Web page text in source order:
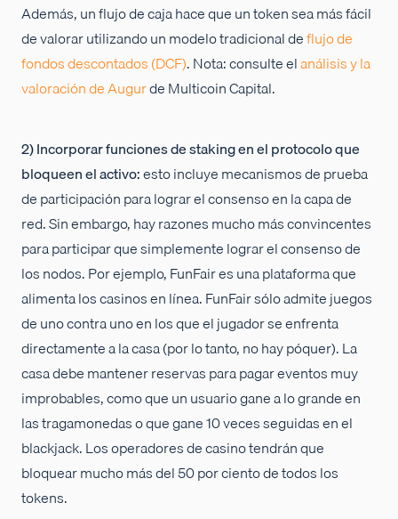
Además, un flujo de caja hace que un token sea más fácil
de valorar utilizando un modelo tradicional deflujo de
fondos descontados (DCF). Nota: consulte elanálisis y la
valoración de Augurde Multicoin Capital.
2) Incorporar funciones de staking en el protocolo que
bloqueen el activo:esto incluye mecanismos de prueba
de participación para lograr el consenso en la capa de
red. Sin embargo, hay razones mucho más convincentes
para participar que simplemente lograr el consenso de
los nodos. Por ejemplo, FunFair es una plataforma que
alimenta los casinos en línea. FunFair sólo admite juegos
de uno contra uno en los que el jugador se enfrenta
directamente a la casa (por lo tanto, no hay póquer). La
casa debe mantener reservas para pagar eventos muy
improbables, como que un usuario gane a lo grande en
las tragamonedas o que gane 10 veces seguidas en el
blackjack. Los operadores de casino tendrán que
bloquear mucho más del 50 por ciento de todos los
tokens.